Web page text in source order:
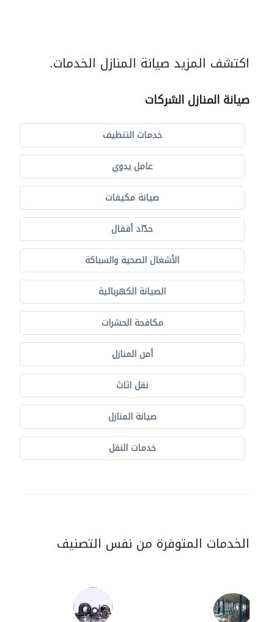
اكتشف المزيد صيانة المنازل الخدمات.
صيانة المنازل الشركات
خدمات التنظيف
عامل يدوي
صيانة مكيفات
حدّاد أقفال
الأشغال الصحية والسباكة
الصيانة الكهربائية
مكافحة الحشرات
أمن المنازل
نقل اثاث
صيانة المنازل
خدمات النقل
الخدمات المتوفرة من نفس التصنيف